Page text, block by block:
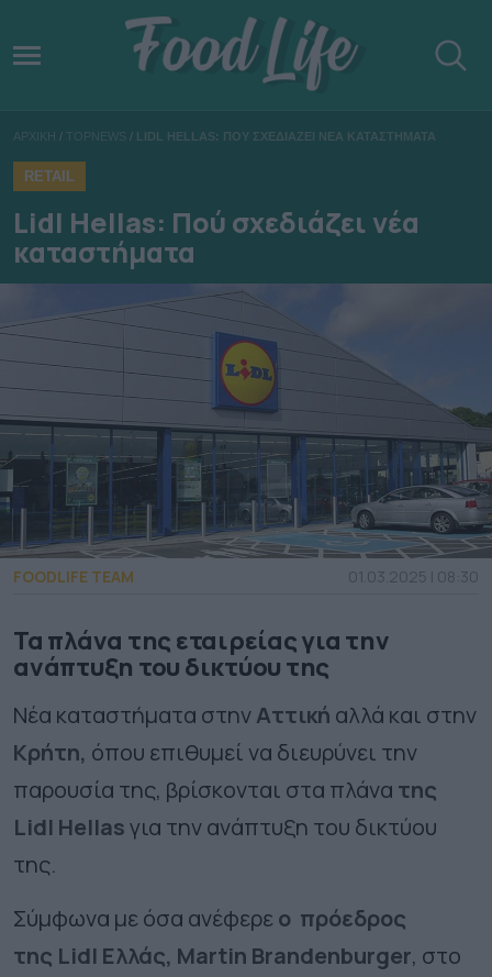
ΑΡΧΙΚΗ / TOPNEWS / LIDL HELLAS: ΠΟΥ ΣΧΕΔΙΑΖΕΙ ΝΕΑ ΚΑΤΑΣΤΗΜΑΤΑ
RETAIL
Lidl Hellas: Πού σχεδιάζει νέα
καταστήματα
FOODLIFE TEAM 01.03.2025 | 08:30
Τα πλάνα της εταιρείας για την
ανάπτυξη του δικτύου της
Νέα καταστήματα στηνΑττική αλλά και στην
Κρήτη, όπου επιθυμεί να διευρύνει την
παρουσία της, βρίσκονται στα πλάνα της
Lidl Hellasγια την ανάπτυξη του δικτύου
της.
Σύμφωνα με όσα ανέφερεο πρόεδρος
της Lidl Ελλάς, Martin Brandenburger, στο